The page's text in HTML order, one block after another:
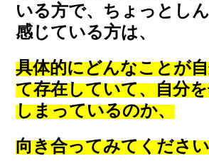
いる方で、ちょっとし
感じている方は、
具体的にどんなことが
て存在していて、自分
しまっているのか、
向き合ってみてくださ